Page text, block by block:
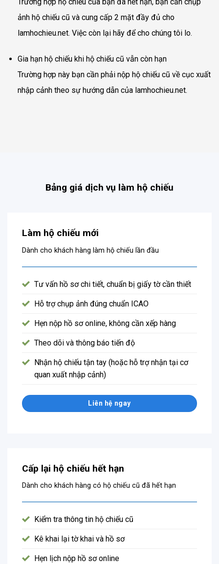
ảnh hộ chiếu cũ và cung cấp 2 mặt đầy đủ cho
lamhochieu.net. Việc còn lại hãy để cho chúng tôi lo.
Gia hạn hộ chiếu khi hộ chiếu cũ vẫn còn hạn
Trường hợp này bạn cần phải nộp hộ chiếu cũ về cục xuất
nhập cảnh theo sự hướng dẫn của lamhochieu.net.
Bảng giá dịch vụ làm hộ chiếu
Làm hộ chiếu mới
Dành cho khách hàng làm hộ chiếu lần đầu
Tư vấn hồ sơ chi tiết, chuẩn bị giấy tờ cần thiết
Hỗ trợ chụp ảnh đúng chuẩn ICAO
Hẹn nộp hồ sơ online, không cần xếp hàng
Theo dõi và thông báo tiến độ
Nhận hộ chiếu tận tay (hoặc hỗ trợ nhận tại cơ
quan xuất nhập cảnh)
Liên hệ ngay
Cấp lại hộ chiếu hết hạn
Dành cho khách hàng có hộ chiếu cũ đã hết hạn
Kiểm tra thông tin hộ chiếu cũ
Kê khai lại tờ khai và hồ sơ
Hẹn lịch nộp hồ sơ online